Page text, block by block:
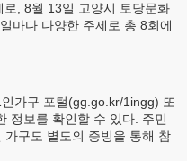
로, 8월 13일 고양시 토당문화
마다 다양한 주제로 총 8회에
가구 포털(gg.go.kr/1ingg) 또
정보를 확인할 수 있다. 주민
구도 별도의 증빙을 통해 참